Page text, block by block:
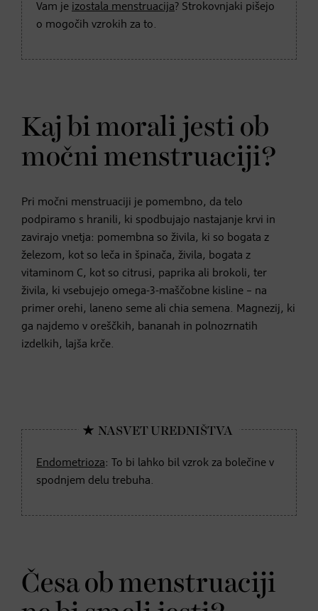
Vam je izostala menstruacija? Strokovnjaki pišejo
o mogočih vzrokih za to.
Kaj bi morali jesti ob
močni menstruaciji?
Pri močni menstruaciji je pomembno, da telo
podpiramo s hranili, ki spodbujajo nastajanje krvi in
zavirajo vnetja: pomembna so živila, ki so bogata z
železom, kot so leča in špinača, živila, bogata z
vitaminom C, kot so citrusi, paprika ali brokoli, ter
živila, ki vsebujejo omega-3-maščobne kisline – na
primer orehi, laneno seme ali chia semena. Magnezij, ki
ga najdemo v oreščkih, bananah in polnozrnatih
izdelkih, lajša krče.
Endometrioza: To bi lahko bil vzrok za bolečine v
spodnjem delu trebuha.
Česa ob menstruaciji